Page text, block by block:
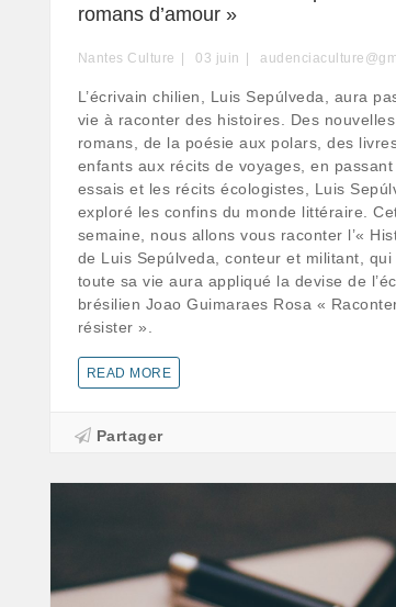
romans d’amour »
Nantes Culture 03 juin
L’écrivain chilien, Luis Sepúlveda, aura
vie à raconter des histoires. Des
romans, de la poésie aux polars, des
enfants aux récits de voyages, en
essais et les récits écologistes, Luis
exploré les confins du monde littéraire.
semaine, nous allons vous raconter l’«
de Luis Sepúlveda, conteur et militant, qui
toute sa vie aura appliqué la devise de
brésilien Joao Guimaraes Rosa «
résister ».
READ MORE
Partager